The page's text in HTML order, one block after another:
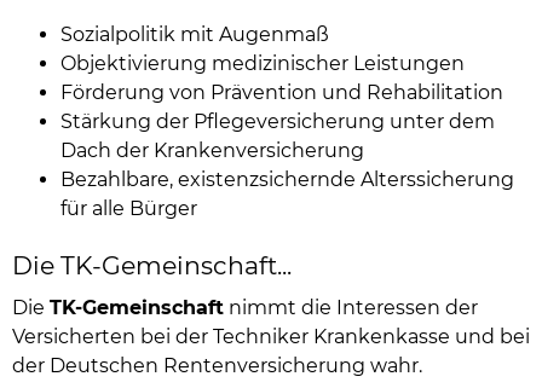
Sozialpolitik mit Augenmaß
Objektivierung medizinischer Leistungen
Förderung von Prävention und Rehabilitation
Stärkung der Pflegeversicherung unter dem
Dach der Krankenversicherung
Bezahlbare, existenzsichernde Alterssicherung
für alle Bürger
Die TK-Gemeinschaft...
Die TK-Gemeinschaft nimmt die Interessen der
Versicherten bei der Techniker Krankenkasse und bei
der Deutschen Rentenversicherung wahr.